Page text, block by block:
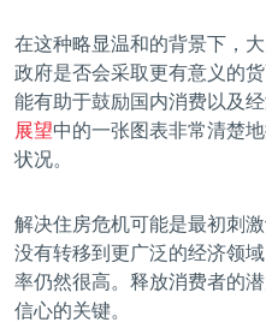
在这种略显温和的背景下，
政府是否会采取更有意义的
能有助于鼓励国内消费以及
展望中的一张图表非常清楚
状况。
解决住房危机可能是最初刺
没有转移到更广泛的经济领
率仍然很高。释放消费者的
信心的关键。